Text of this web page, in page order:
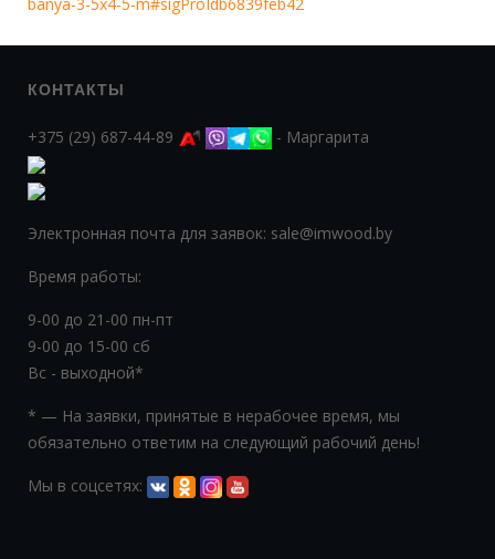
КОНТАКТЫ
+375 (29) 687-44-89 - Маргарита
Электронная почта для заявок: sale@imwood.by
Время работы:
9-00 до 21-00 пн-пт
9-00 до 15-00 сб
Вс - выходной*
* — На заявки, принятые в нерабочее время, мы
обязательно ответим на следующий рабочий день!
Мы в соцсетях: